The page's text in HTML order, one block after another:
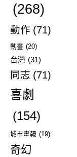
(268)
動作 (71)
動畫 (20)
台灣 (31)
同志 (71)
喜劇
(154)
城市畫報 (19)
奇幻